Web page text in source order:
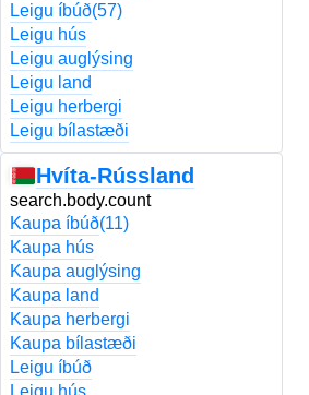
Leigu íbúð(57)
Leigu hús
Leigu auglýsing
Leigu land
Leigu herbergi
Leigu bílastæði
Hvíta-Rússland
search.body.count
Kaupa íbúð(11)
Kaupa hús
Kaupa auglýsing
Kaupa land
Kaupa herbergi
Kaupa bílastæði
Leigu íbúð
Leigu hús